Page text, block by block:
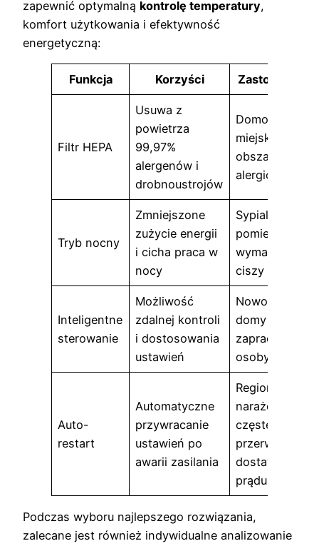
zapewnić optymalną kontrolę temperatury,
komfort użytkowania i efektywność
energetyczną:
Funkcja Korzyści Zastosowanie
Filtr HEPA
Usuwa z
powietrza
99,97%
alergenów i
drobnoustrojów
Domostwa w
miejskich
obszarach i
alergicy
Tryb nocny
Zmniejszone
zużycie energii
i cicha praca w
nocy
Sypialnie i
pomieszczenia
wymagające
ciszy
Inteligentne
sterowanie
Możliwość
zdalnej kontroli
i dostosowania
ustawień
Nowoczesne
domy i
zapracowane
osoby
Auto-
restart
Automatyczne
przywracanie
ustawień po
awarii zasilania
Regiony
narażone na
częste
przerwy w
dostawie
prądu
Podczas wyboru najlepszego rozwiązania,
zalecane jest również indywidualne analizowanie